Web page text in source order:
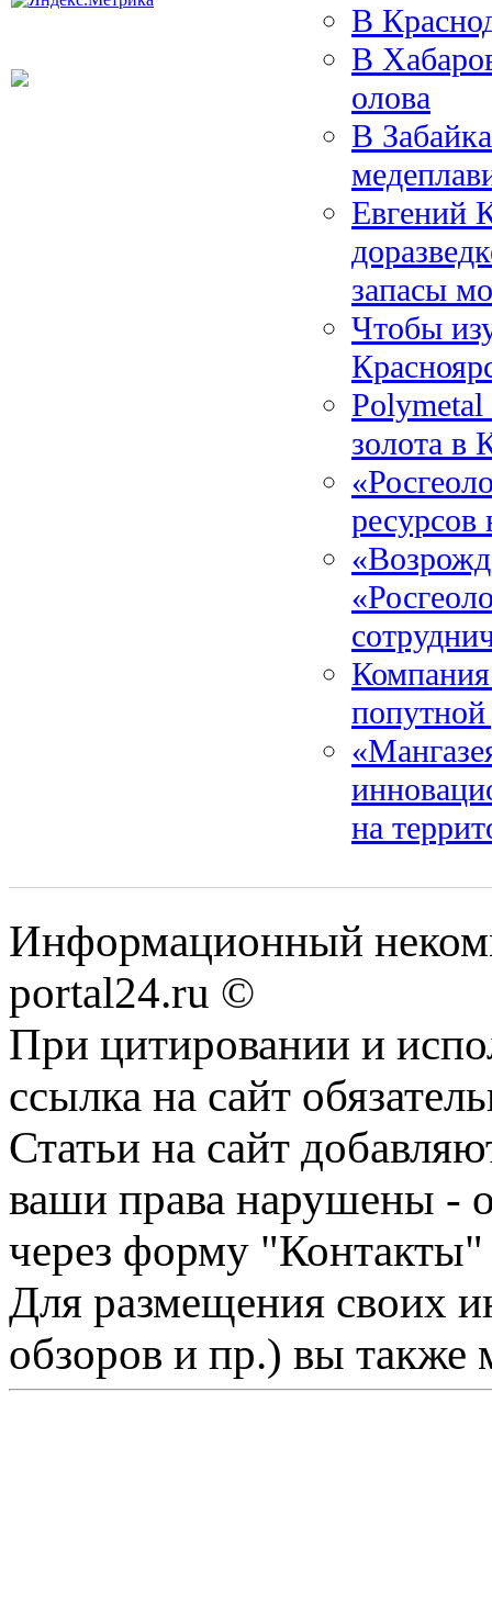
В
В
олова
В
Евгений
запасы
Чтобы
Polymetal
золота в
на
Информационный
portal24.ru ©
При цитировании и
ссылка на сайт
Статьи на сайт
ваши права нарушены -
через форму "Контакты"
Для размещения своих
обзоров и пр.) вы также